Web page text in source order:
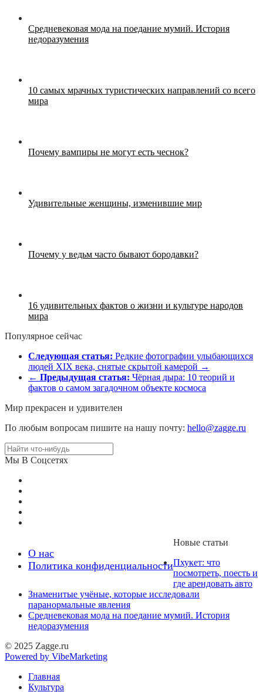
Средневековая мода на поедание мумий. История
недоразумения
10 самых мрачных туристических направлений со всего
мира
Почему вампиры не могут есть чеснок?
Удивительные женщины, изменившие мир
Почему у ведьм часто бывают бородавки?
16 удивительных фактов о жизни и культуре народов
мира
Популярное сейчас
Следующая статья: Редкие фотографии улыбающихся
людей XIX века, снятые скрытой камерой →
← Предыдущая статья: Чёрная дыра: 10 теорий и
фактов о самом загадочном объекте космоса
Мир прекрасен и удивителен
По любым вопросам пишите на нашу почту: hello@zagge.ru
Мы В Соцсетях
О нас
Политика конфиденциальности
Новые статьи
Пхукет: что
посмотреть, поесть и
где арендовать авто
Знаменитые учёные, которые исследовали
паранормальные явления
Средневековая мода на поедание мумий. История
недоразумения
© 2025 Zagge.ru
Powered by VibeMarketing
Главная
Культура